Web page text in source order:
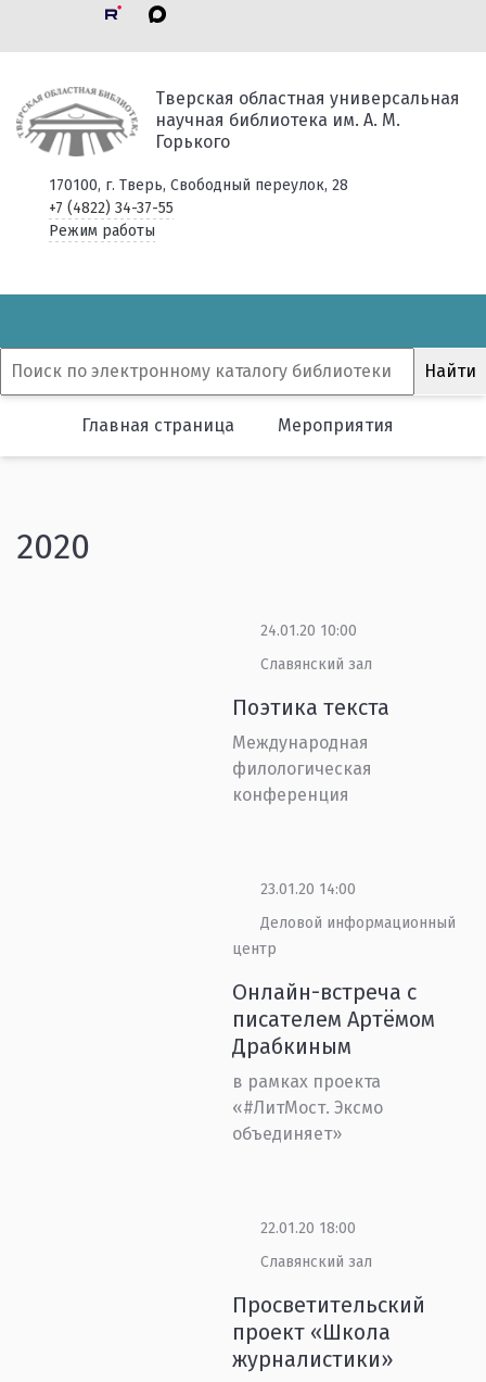
Тверская областная универсальная
научная библиотека им. А. М.
Горького
170100, г. Тверь, Свободный переулок, 28
+7 (4822) 34-37-55
Режим работы
Главная страница Мероприятия
2020
24.01.20 10:00
Славянский зал
Поэтика текста
Международная
филологическая
конференция
23.01.20 14:00
Деловой информационный
центр
Онлайн-встреча с
писателем Артёмом
Драбкиным
в рамках проекта
«#ЛитМост. Эксмо
объединяет»
22.01.20 18:00
Славянский зал
Просветительский
проект «Школа
журналистики»